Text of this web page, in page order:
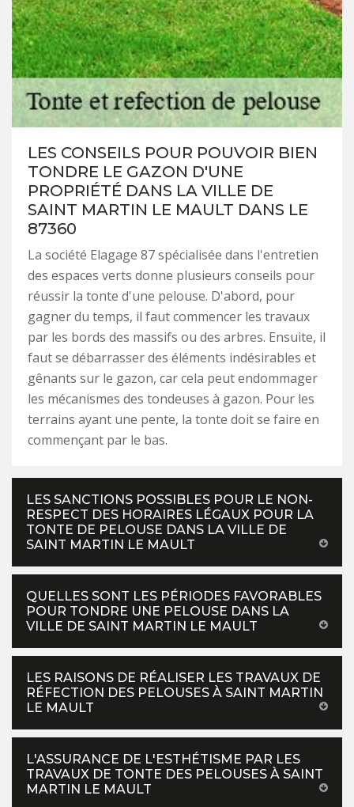
LES CONSEILS POUR POUVOIR BIEN
TONDRE LE GAZON D'UNE
PROPRIÉTÉ DANS LA VILLE DE
SAINT MARTIN LE MAULT DANS LE
87360
La société Elagage 87 spécialisée dans l'entretien
des espaces verts donne plusieurs conseils pour
réussir la tonte d'une pelouse. D'abord, pour
gagner du temps, il faut commencer les travaux
par les bords des massifs ou des arbres. Ensuite, il
faut se débarrasser des éléments indésirables et
gênants sur le gazon, car cela peut endommager
les mécanismes des tondeuses à gazon. Pour les
terrains ayant une pente, la tonte doit se faire en
commençant par le bas.
LES SANCTIONS POSSIBLES POUR LE NON-
RESPECT DES HORAIRES LÉGAUX POUR LA
TONTE DE PELOUSE DANS LA VILLE DE
SAINT MARTIN LE MAULT
QUELLES SONT LES PÉRIODES FAVORABLES
POUR TONDRE UNE PELOUSE DANS LA
VILLE DE SAINT MARTIN LE MAULT
LES RAISONS DE RÉALISER LES TRAVAUX DE
RÉFECTION DES PELOUSES À SAINT MARTIN
LE MAULT
L'ASSURANCE DE L'ESTHÉTISME PAR LES
TRAVAUX DE TONTE DES PELOUSES À SAINT
MARTIN LE MAULT